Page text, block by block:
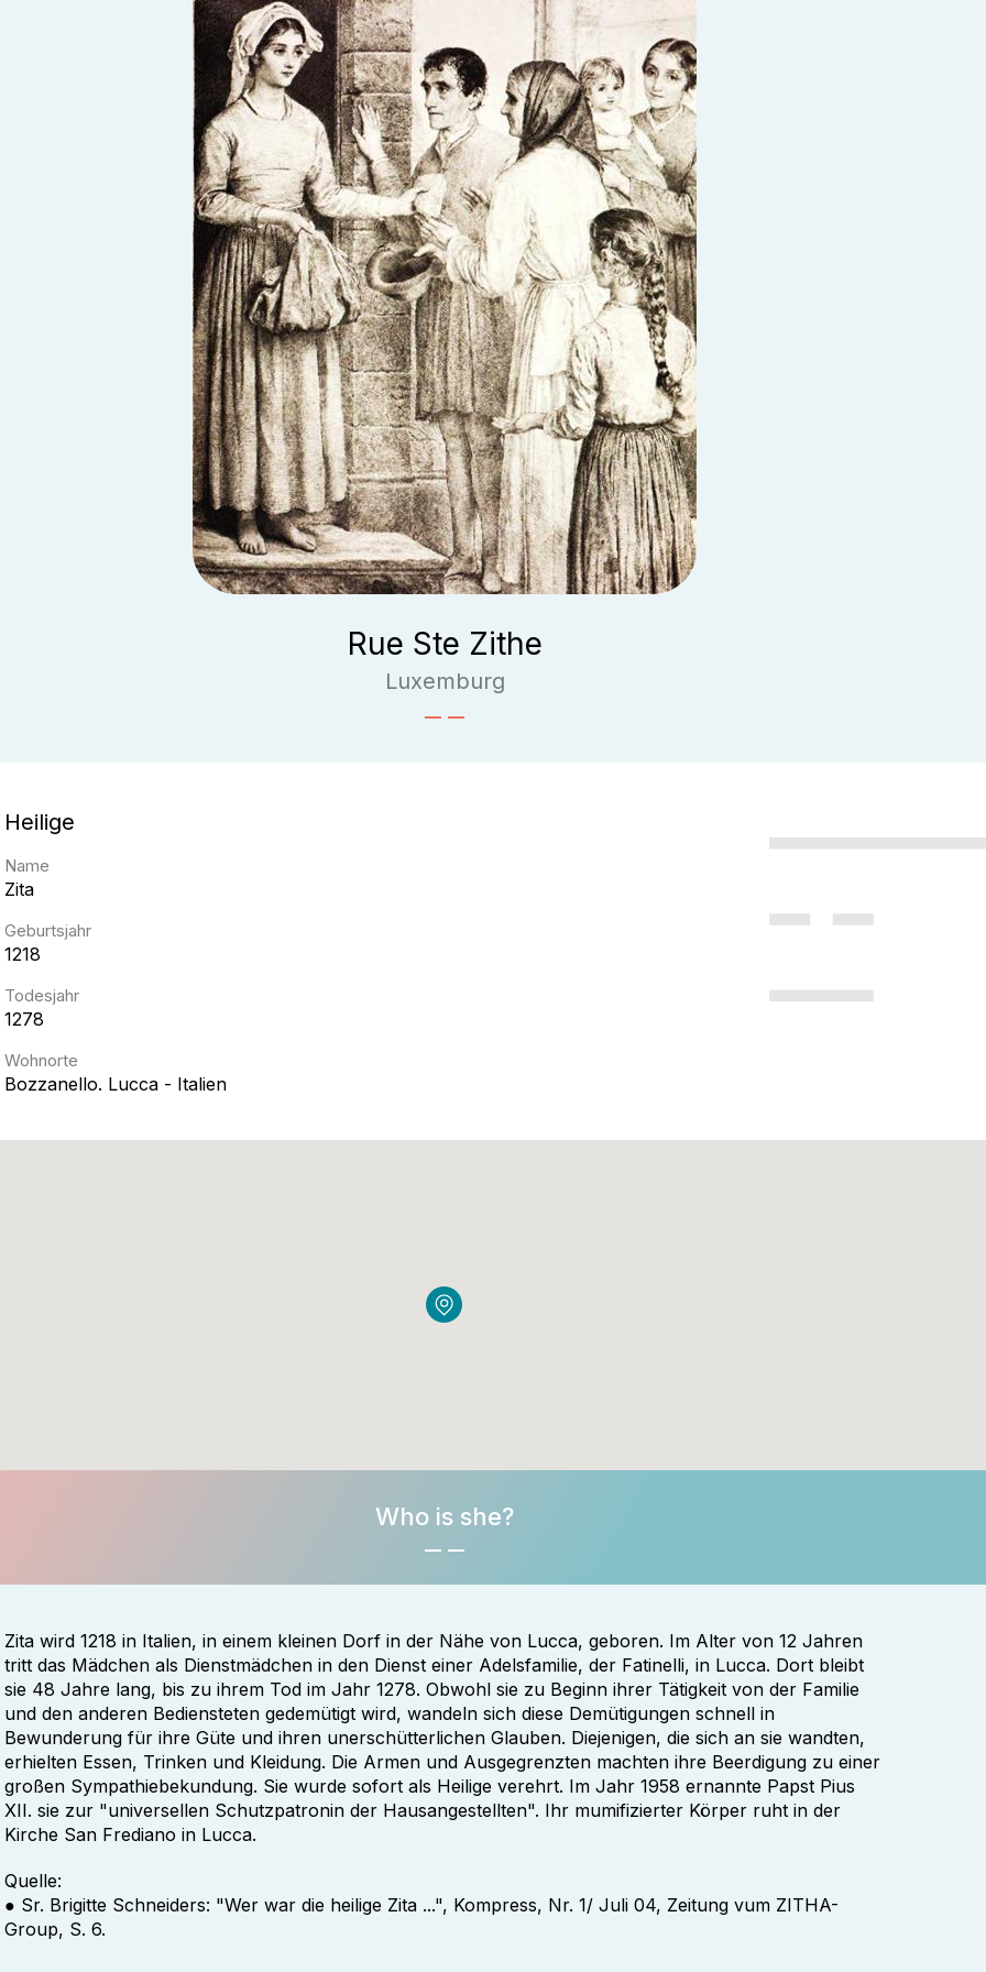
Rue Ste Zithe
Luxemburg
Heilige
Name
Zita
Geburtsjahr
1218
Todesjahr
1278
Wohnorte
Bozzanello. Lucca - Italien
Who is she?
Zita wird 1218 in Italien, in einem kleinen Dorf in der Nähe von Lucca, geboren. Im Alter von 12 Jahren
tritt das Mädchen als Dienstmädchen in den Dienst einer Adelsfamilie, der Fatinelli, in Lucca. Dort bleibt
sie 48 Jahre lang, bis zu ihrem Tod im Jahr 1278. Obwohl sie zu Beginn ihrer Tätigkeit von der Familie
und den anderen Bediensteten gedemütigt wird, wandeln sich diese Demütigungen schnell in
Bewunderung für ihre Güte und ihren unerschütterlichen Glauben. Diejenigen, die sich an sie wandten,
erhielten Essen, Trinken und Kleidung. Die Armen und Ausgegrenzten machten ihre Beerdigung zu einer
großen Sympathiebekundung. Sie wurde sofort als Heilige verehrt. Im Jahr 1958 ernannte Papst Pius
XII. sie zur "universellen Schutzpatronin der Hausangestellten". Ihr mumifizierter Körper ruht in der
Kirche San Frediano in Lucca.
Quelle:
● Sr. Brigitte Schneiders: "Wer war die heilige Zita ...", Kompress, Nr. 1/ Juli 04, Zeitung vum ZITHA-
Group, S. 6.